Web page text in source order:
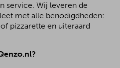
service. Wij leveren de
met alle benodigdheden:
pizzarette en uiteraard